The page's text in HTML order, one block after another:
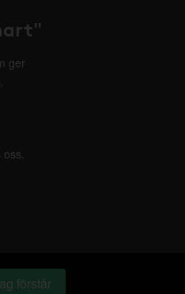
ger
oss.
förstår